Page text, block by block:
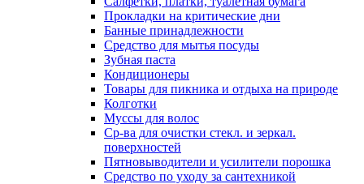
Прокладки на критические дни
Банные принадлежности
Средство для мытья посуды
Зубная паста
Кондиционеры
Товары для пикника и отдыха на природе
Колготки
Муссы для волос
Ср-ва для очистки стекл. и зеркал.
поверхностей
Пятновыводители и усилители порошка
Средство по уходу за сантехникой